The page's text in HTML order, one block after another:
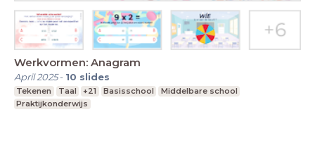
Werkvormen: Anagram
April 2025- 10 slides
Tekenen Taal +21 Basisschool
Middelbare school
Praktijkonderwijs